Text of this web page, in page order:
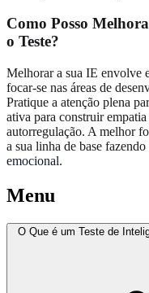
Como Posso
o Teste?
Melhorar a sua IE envolve
focar-se nas áreas de
Pratique a atenção plena
ativa para construir
autorregulação. A melhor
a sua linha de base fazendo
emocional.
Menu
O Que é um Teste de